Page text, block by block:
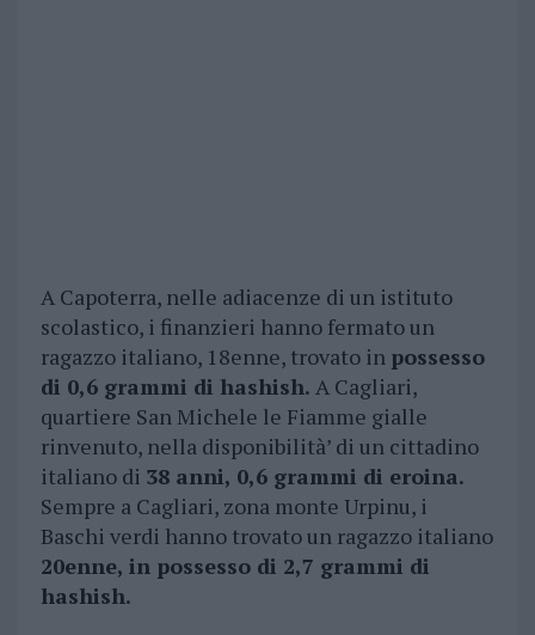
A Capoterra, nelle adiacenze di un istituto
scolastico, i finanzieri hanno fermato un
ragazzo italiano, 18enne, trovato in possesso
di 0,6 grammi di hashish. A Cagliari,
quartiere San Michele le Fiamme gialle
rinvenuto, nella disponibilità’ di un cittadino
italiano di 38 anni, 0,6 grammi di eroina.
Sempre a Cagliari, zona monte Urpinu, i
Baschi verdi hanno trovato un ragazzo italiano
20enne, in possesso di 2,7 grammi di
hashish.